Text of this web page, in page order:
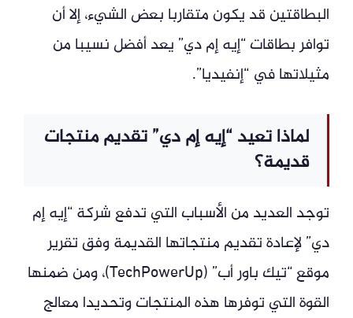
البطاقتين قد يكون متقاربا بعض الشيء، إلا أن
توافر بطاقات “إيه إم دي” يعد أفضل نسيبا من
مثيلاتها في “إنفيديا”.
لماذا تعيد “إيه إم دي” تقديم منتجات
قديمة؟
توجد العديد من الأسباب التي تدفع شركة “إيه إم
دي” لإعادة تقديم منتجاتها القديمة وفق تقرير
موقع “تيك باور أب” (TechPowerUp)، ومن ضمنها
القوة التي توفرها هذه المنتجات وتحديدا معالج